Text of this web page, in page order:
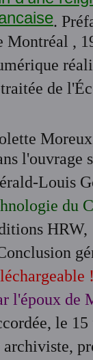
.
Montréal ,
de
l'ouvrage
Louis
du
l'époux de
le
archiviste,